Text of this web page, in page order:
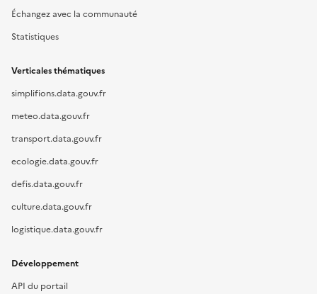
Échangez avec la communauté
Statistiques
Verticales thématiques
simplifions.data.gouv.fr
meteo.data.gouv.fr
transport.data.gouv.fr
ecologie.data.gouv.fr
defis.data.gouv.fr
culture.data.gouv.fr
logistique.data.gouv.fr
Développement
API du portail